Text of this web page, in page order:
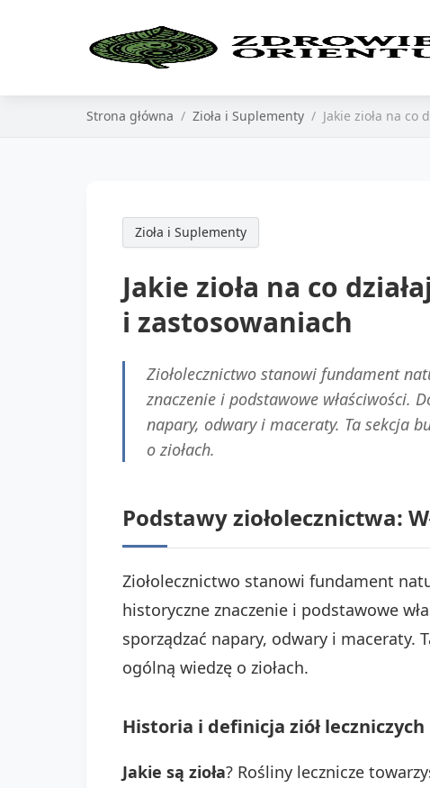
Strona główna Zioła i Suplementy Jakie zioła na co
Zioła i Suplementy
Jakie zioła na co
i zastosowaniach
Ziołolecznictwo stanowi fundament
znaczenie i podstawowe właściwości.
napary, odwary i maceraty. Ta sekcja
o ziołach.
Podstawy ziołolecznictwa:
Ziołolecznictwo stanowi fundament
historyczne znaczenie i podstawowe
sporządzać napary, odwary i maceraty.
ogólną wiedzę o ziołach.
Historia i definicja ziół leczniczych
Jakie są zioła? Rośliny lecznicze